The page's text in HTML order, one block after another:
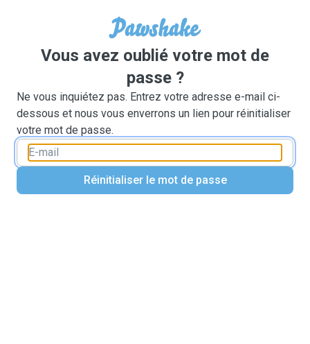
Vous avez oublié votre mot de
passe ?
Ne vous inquiétez pas. Entrez votre adresse e-mail ci-
dessous et nous vous enverrons un lien pour réinitialiser
votre mot de passe.
Réinitialiser le mot de passe